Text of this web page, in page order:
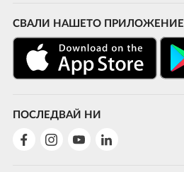
СВАЛИ НАШЕТО ПРИЛОЖЕНИЕ
ПОСЛЕДВАЙ НИ